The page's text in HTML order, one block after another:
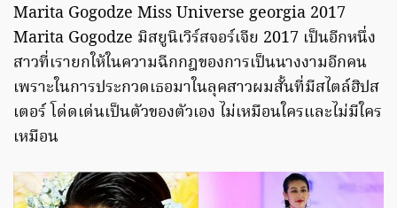
Marita Gogodze Miss Universe georgia 2017
Marita Gogodze มิสยูนิเวิร์สจอร์เจีย 2017 เป็นอีกหนึ่ง
สาวที่เรายกให้ในความฉีกกฎของการเป็นนางงามอีกคน
เพราะในการประกวดเธอมาในลุคสาวผมสั้นที่มีสไตล์ฮิปส
เตอร์ โด่ดเด่นเป็นตัวของตัวเอง ไม่เหมือนใครและไม่มีใคร
เหมือน